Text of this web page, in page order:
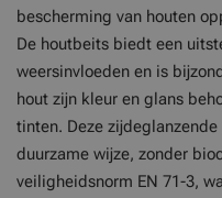
bescherming van houten
De houtbeits biedt een
weersinvloeden en is
hout zijn kleur en glans
tinten. Deze
duurzame wijze, zonder
veiligheidsnorm EN 71-3,